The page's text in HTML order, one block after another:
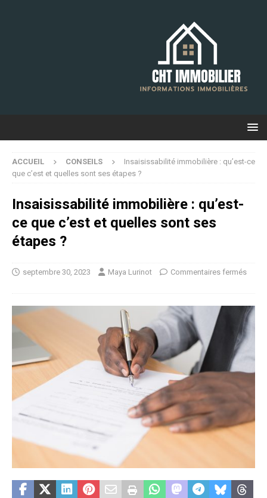
ACCUEIL CONSEILS
Insaisissabilité immobilière : qu’est-ce
que c’est et quelles sont ses étapes ?
Insaisissabilité immobilière : qu’est-
ce que c’est et quelles sont ses
étapes ?
septembre 30, 2023 Maya Lurinot Commentaires fermés